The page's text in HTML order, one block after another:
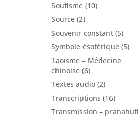
Soufisme (10)
Source (2)
Souvenir constant (5)
Symbole ésotérique (5)
Taoïsme – Médecine
chinoise (6)
Textes audio (2)
Transcriptions (16)
Transmission – pranahuti